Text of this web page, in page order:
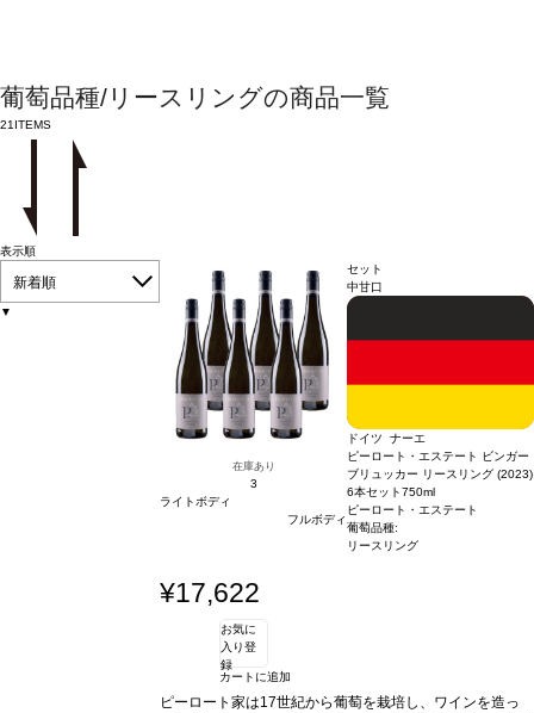
葡萄品種/リースリングの商品一覧
21 ITEMS
表示順
新着順
▼
在庫あり
3
ライトボディ
フルボディ
セット
中甘口
ドイツ ナーエ
ピーロート・エステート ビンガー
ブリュッカー リースリング (2023)
6本セット750ml
ピーロート・エステート
葡萄品種:
リースリング
¥17,622
お気に
入り登
録
カートに追加
ピーロート家は17世紀から葡萄を栽培し、ワインを造っ